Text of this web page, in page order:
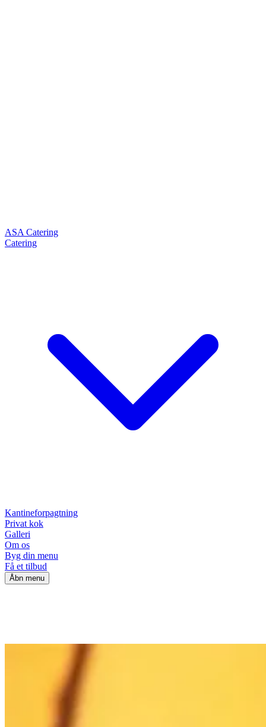
ASA Catering
Catering
Kantineforpagtning
Privat kok
Galleri
Om os
Byg din menu
Få et tilbud
Åbn menu